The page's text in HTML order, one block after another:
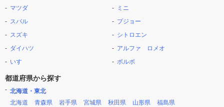
マツダ
スバル
スズキ
ダイハツ
いすゞ
ミニ
プジョー
シトロエン
アルファ ロメオ
ボルボ
都道府県から探す
北海道・東北
北海道
青森県 岩手県 宮城県 秋田県 山形県 福島県